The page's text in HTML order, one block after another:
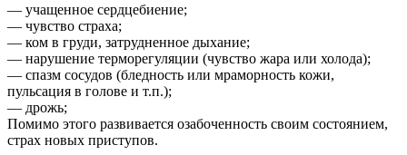
— учащенное сердцебиение;
— чувство страха;
— ком в груди, затрудненное дыхание;
— нарушение терморегуляции (чувство жара или холода);
— спазм сосудов (бледность или мраморность кожи,
пульсация в голове и т.п.);
— дрожь;
Помимо этого развивается озабоченность своим состоянием,
страх новых приступов.